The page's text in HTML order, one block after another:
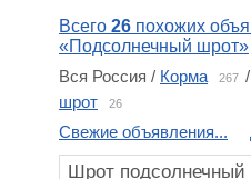
Всего 26 похожих
«Подсолнечный шрот»
Вся Россия / Корма 267 /
шрот
26
Свежие объявления...